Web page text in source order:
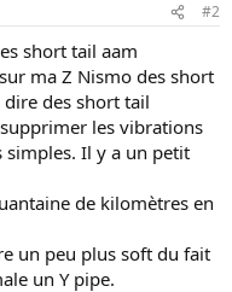
#2
short tail aam
ma Z Nismo des short
des short tail
les vibrations
Il y a un petit
de kilomètres en
un peu plus soft du fait
un Y pipe.